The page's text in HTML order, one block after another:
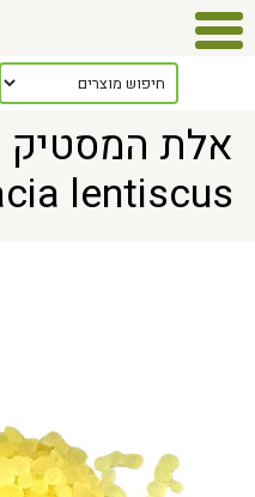
> אלת המסטיק שרף שלם Pistacia lentiscus
אלת
lentiscus